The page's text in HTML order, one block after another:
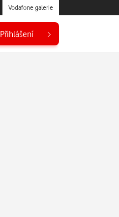
Vodafone galerie
Přihlášení